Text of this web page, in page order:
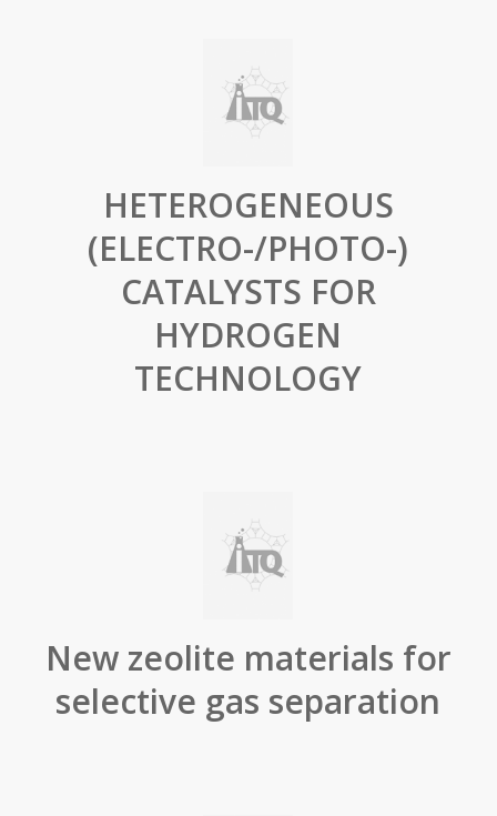
HETEROGENEOUS
(ELECTRO-/PHOTO-)
CATALYSTS FOR
HYDROGEN
TECHNOLOGY
New zeolite materials for
selective gas separation